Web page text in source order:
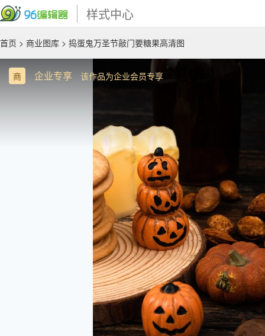
样式中心
首页 > 商业图库 > 捣蛋鬼万圣节敲门要糖果高清图
商 企业专享 该作品为企业会员专享